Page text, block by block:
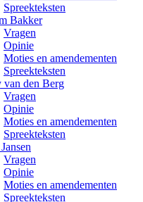
Spreekteksten
Bakker
Vragen
Opinie
Moties en amendementen
Spreekteksten
van den Berg
Vragen
Opinie
Moties en amendementen
Spreekteksten
Vragen
Opinie
Moties en amendementen
Spreekteksten